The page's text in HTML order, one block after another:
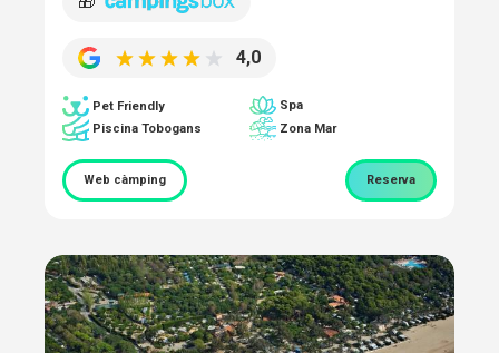
4,0
Pet Friendly
Spa
Piscina Tobogans
Zona Mar
Web càmping Reserva